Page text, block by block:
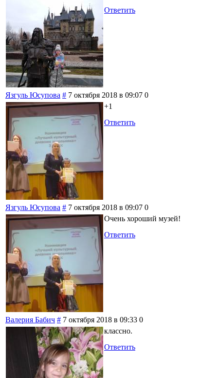
Ответить
Язгуль Юсупова # 7 октября 2018 в 09:07 0
+1
Ответить
Язгуль Юсупова # 7 октября 2018 в 09:07 0
Очень хороший музей!
Ответить
Валерия Бабич # 7 октября 2018 в 09:33 0
классно.
Ответить